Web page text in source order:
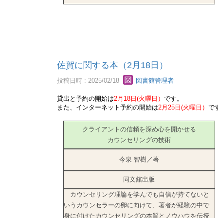
佐賀に関する本（2月18日）
投稿日時 : 2025/02/18 図書館管理者
貸出と予約の開始は2月18日(火曜日） です。
また、インターネット予約の開始は2月25日(火曜日） で
クライアントの信頼を深め心を開かせる
カウンセリングの技術
今泉 智樹／著
同文舘出版
カウンセリング理論を学んでも自信が持てないと
いうカウンセラーの卵に向けて、著者が経験の中で
身に付けたカウンセリングの本質とノウハウを伝授